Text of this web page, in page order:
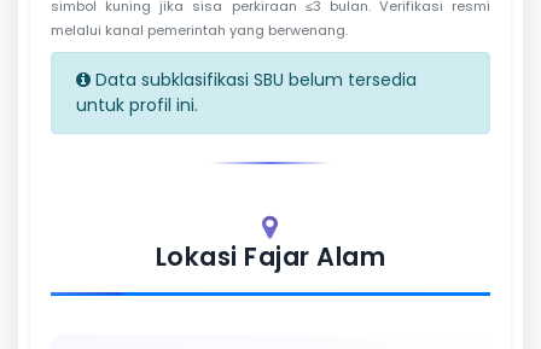
simbol kuning jika sisa perkiraan ≤3 bulan. Verifikasi resmi
melalui kanal pemerintah yang berwenang.
Data subklasifikasi SBU belum tersedia
untuk profil ini.
Lokasi Fajar Alam